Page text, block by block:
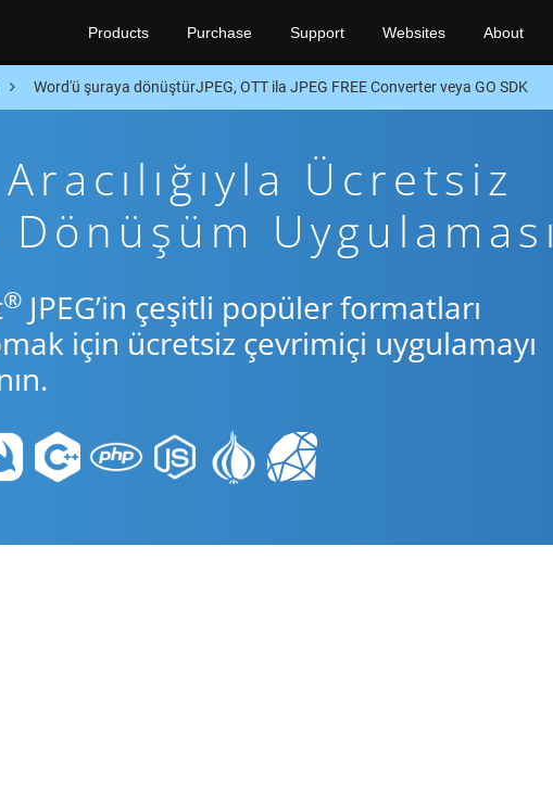
Products Purchase Support Websites About
Word'ü şuraya dönüştürJPEG, OTT ila JPEG FREE Converter veya GO SDK
Ücretsiz
Uygulaması
® JPEG’in çeşitli popüler formatları
için ücretsiz çevrimiçi uygulamayı